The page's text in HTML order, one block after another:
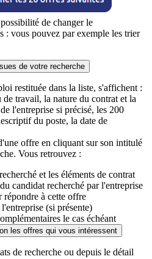
de changer le
: vous pouvez par exemple les trier
de votre recherche
restituée dans la liste, s'affichent :
travail, la nature du contrat et la
l'entreprise si précisé, les 200
du poste, la date de
offre en cliquant sur son intitulé
Vous retrouvez :
et les éléments de contrat
candidat recherché par l'entreprise
répondre à cette offre
(si présente)
le cas échéant
les offres qui vous intéressent
de recherche ou depuis le détail